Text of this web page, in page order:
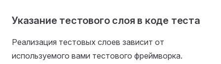
Указание тестового слоя в коде теста
Реализация тестовых слоев зависит от
используемого вами тестового фреймворка.